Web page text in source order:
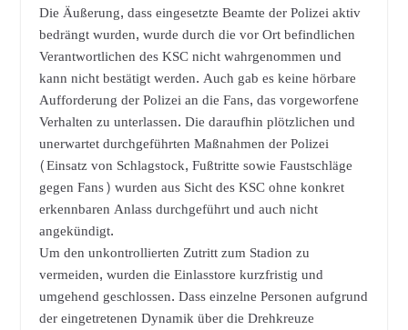
Die Äußerung, dass eingesetzte Beamte der Polizei aktiv
bedrängt wurden, wurde durch die vor Ort befindlichen
Verantwortlichen des KSC nicht wahrgenommen und
kann nicht bestätigt werden. Auch gab es keine hörbare
Aufforderung der Polizei an die Fans, das vorgeworfene
Verhalten zu unterlassen. Die daraufhin plötzlichen und
unerwartet durchgeführten Maßnahmen der Polizei
(Einsatz von Schlagstock, Fußtritte sowie Faustschläge
gegen Fans) wurden aus Sicht des KSC ohne konkret
erkennbaren Anlass durchgeführt und auch nicht
angekündigt.
Um den unkontrollierten Zutritt zum Stadion zu
vermeiden, wurden die Einlasstore kurzfristig und
umgehend geschlossen. Dass einzelne Personen aufgrund
der eingetretenen Dynamik über die Drehkreuze